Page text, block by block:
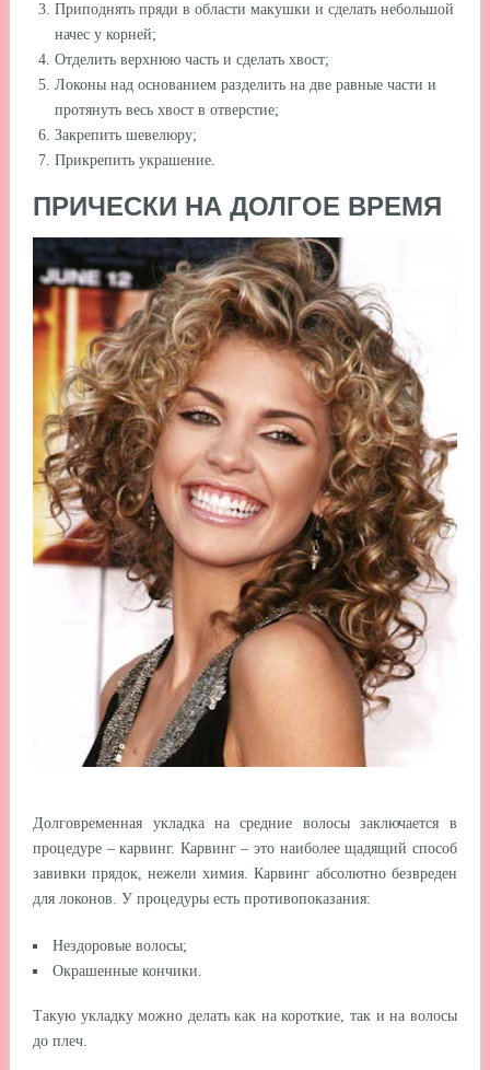
Приподнять пряди в области макушки и сделать небольшой
начес у корней;
Отделить верхнюю часть и сделать хвост;
Локоны над основанием разделить на две равные части и
протянуть весь хвост в отверстие;
Закрепить шевелюру;
Прикрепить украшение.
ПРИЧЕСКИ НА ДОЛГОЕ ВРЕМЯ
Долговременная укладка на средние волосы заключается в
процедуре – карвинг. Карвинг – это наиболее щадящий способ
завивки прядок, нежели химия. Карвинг абсолютно безвреден
для локонов. У процедуры есть противопоказания:
Нездоровые волосы;
Окрашенные кончики.
Такую укладку можно делать как на короткие, так и на волосы
до плеч.